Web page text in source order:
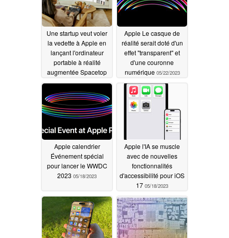
Une startup veut voler
la vedette à Apple en
lançant l'ordinateur
portable à réalité
augmentée Spacetop
05/22/2023
Apple Le casque de
réalité serait doté d'un
effet "transparent" et
d'une couronne
numérique 05/22/2023
Apple calendrier
Événement spécial
pour lancer le WWDC
2023 05/18/2023
Apple l'IA se muscle
avec de nouvelles
fonctionnalités
d'accessibilité pour iOS
17 05/18/2023